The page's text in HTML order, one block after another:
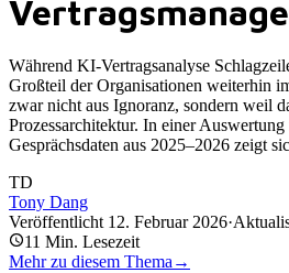
Während KI-Vertragsanalyse
Großteil der Organisationen weiterhin
zwar nicht aus Ignoranz, sondern weil
Prozessarchitektur. In einer Auswertung
Gesprächsdaten aus 2025–2026 zeigt
TD
Tony Dang
Veröffentlicht 12. Februar 2026·
11 Min. Lesezeit
Mehr zu diesem Thema →